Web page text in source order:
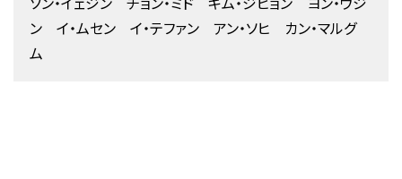
ン イ・ムセン イ・テファン アン・ソヒ カン・マルグ
ム